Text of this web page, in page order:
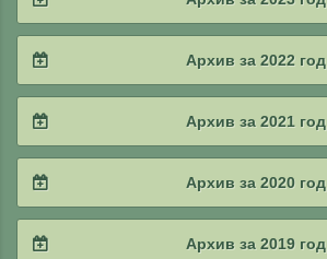
2023 / #3
2023 / #2
Архив за 2022 год
2022 / #3
2022 / #2
Архив за 2021 год
2021 / #3
Архив за 2020 год
Архив за 2019 год